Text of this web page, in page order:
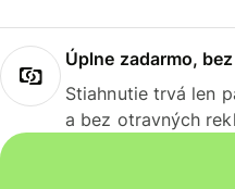
Úplne zadarmo,
Stiahnutie trvá len
a bez otravných